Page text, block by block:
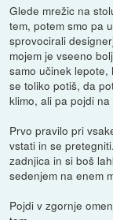
Glede mrežic na
tem, potem smo pa
sprovocirali
mojem je vseeno
samo učinek
se toliko potiš, da
klimo, ali pa pojdi na
Prvo pravilo pri
vstati in se
zadnjica in si boš
sedenjem na enem
Pojdi v zgornje